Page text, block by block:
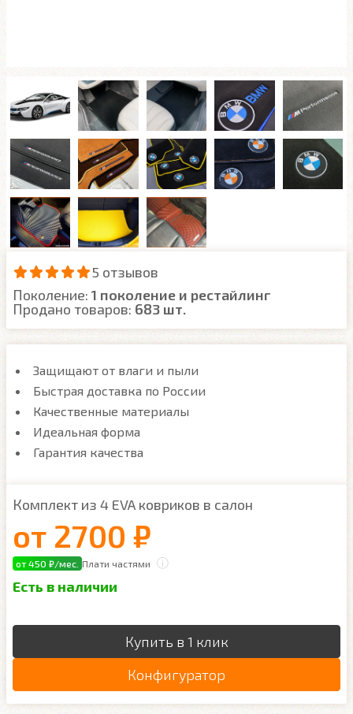
5 отзывов
Поколение: 1 поколение и рестайлинг
Продано товаров: 683 шт.
Защищают от влаги и пыли
Быстрая доставка по России
Качественные материалы
Идеальная форма
Гарантия качества
Комплект из 4 EVA ковриков в салон
от 2700 ₽
от 450 ₽/мес. Плати частями
Есть в наличии
Купить в 1 клик
Конфигуратор